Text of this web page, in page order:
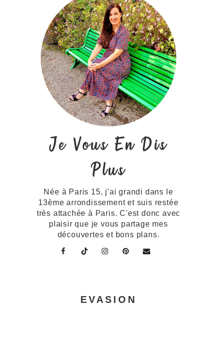
Je Vous En Dis
Plus
Née à Paris 15, j'ai grandi dans le
13ème arrondissement et suis restée
très attachée à Paris. C'est donc avec
plaisir que je vous partage mes
découvertes et bons plans.
EVASION